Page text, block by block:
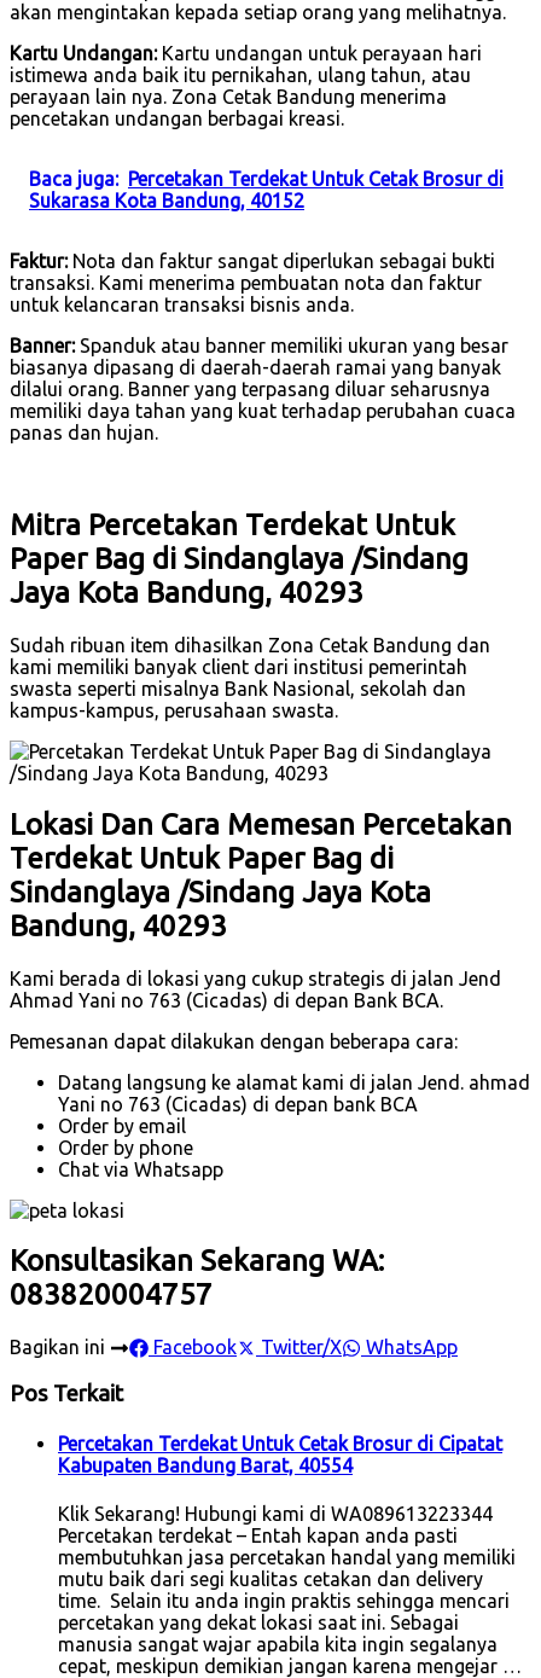
akan mengintakan kepada setiap orang yang melihatnya.
Kartu Undangan:Kartu undangan untuk perayaan hari
istimewa anda baik itu pernikahan, ulang tahun, atau
perayaan lain nya. Zona Cetak Bandung menerima
pencetakan undangan berbagai kreasi.
Baca juga: Percetakan Terdekat Untuk Cetak Brosur di
Sukarasa Kota Bandung, 40152
Faktur:Nota dan faktur sangat diperlukan sebagai bukti
transaksi. Kami menerima pembuatan nota dan faktur
untuk kelancaran transaksi bisnis anda.
Banner:Spanduk atau banner memiliki ukuran yang besar
biasanya dipasang di daerah-daerah ramai yang banyak
dilalui orang. Banner yang terpasang diluar seharusnya
memiliki daya tahan yang kuat terhadap perubahan cuaca
panas dan hujan.
Mitra Percetakan Terdekat Untuk
Paper Bag di Sindanglaya /Sindang
Jaya Kota Bandung, 40293
Sudah ribuan item dihasilkan Zona Cetak Bandung dan
kami memiliki banyak client dari institusi pemerintah
swasta seperti misalnya Bank Nasional, sekolah dan
kampus-kampus, perusahaan swasta.
Lokasi Dan Cara Memesan Percetakan
Terdekat Untuk Paper Bag di
Sindanglaya /Sindang Jaya Kota
Bandung, 40293
Kami berada di lokasi yang cukup strategis di jalan Jend
Ahmad Yani no 763 (Cicadas) di depan Bank BCA.
Pemesanan dapat dilakukan dengan beberapa cara:
Datang langsung ke alamat kami di jalan Jend. ahmad
Yani no 763 (Cicadas) di depan bank BCA
Order by email
Order by phone
Chat via Whatsapp
Konsultasikan Sekarang WA:
083820004757
Bagikan ini Facebook Twitter/X WhatsApp
Pos Terkait
Percetakan Terdekat Untuk Cetak Brosur di Cipatat
Kabupaten Bandung Barat, 40554
Klik Sekarang! Hubungi kami di WA089613223344
Percetakan terdekat – Entah kapan anda pasti
membutuhkan jasa percetakan handal yang memiliki
mutu baik dari segi kualitas cetakan dan delivery
time. Selain itu anda ingin praktis sehingga mencari
percetakan yang dekat lokasi saat ini. Sebagai
manusia sangat wajar apabila kita ingin segalanya
cepat, meskipun demikian jangan karena mengejar …